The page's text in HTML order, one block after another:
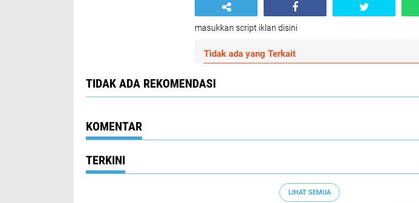
masukkan script iklan disini
Tidak ada yang Terkait
TIDAK ADA REKOMENDASI
KOMENTAR
TERKINI
LIHAT SEMUA